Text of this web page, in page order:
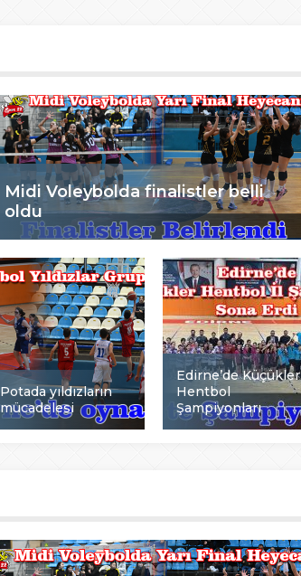
Midi Voleybolda finalistler belli
oldu
Potada yıldızların
mücadelesi
Edirne’de Küçükler
Hentbol
Şampiyonları